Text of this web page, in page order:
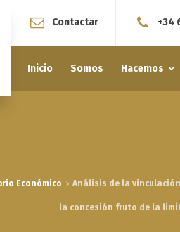
Contactar +34
Inicio Somos Hacemos
Económico Análisis de la
la concesión fruto de la